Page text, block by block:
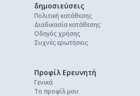
δημοσιεύσεις
Πολιτική κατάθεσης
Διαδικασία κατάθεσης
Οδηγός χρήσης
Συχνές ερωτήσεις
Προφίλ Ερευνητή
Γενικά
Το προφίλ μου